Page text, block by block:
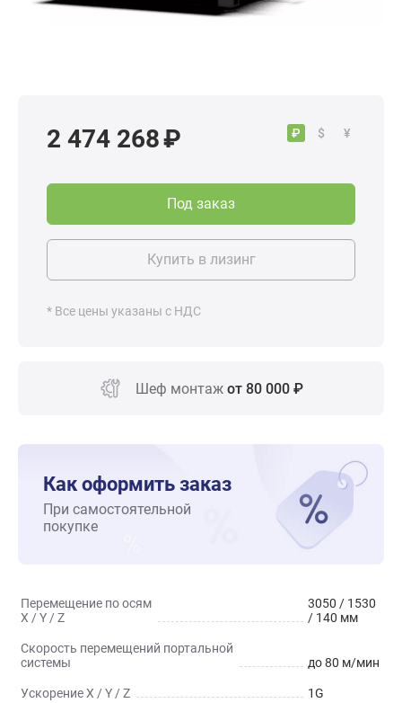
₽ $ ¥
2 474 268 ₽
Под заказ
Купить в лизинг
* Все цены указаны с НДС
Шеф монтаж от 80 000 ₽
Как оформить заказ
При самостоятельной
покупке
Перемещение по осям
X / Y / Z
3050 / 1530
/ 140 мм
Скорость перемещений портальной
системы
до 80 м/мин
Ускорение X / Y / Z 1G